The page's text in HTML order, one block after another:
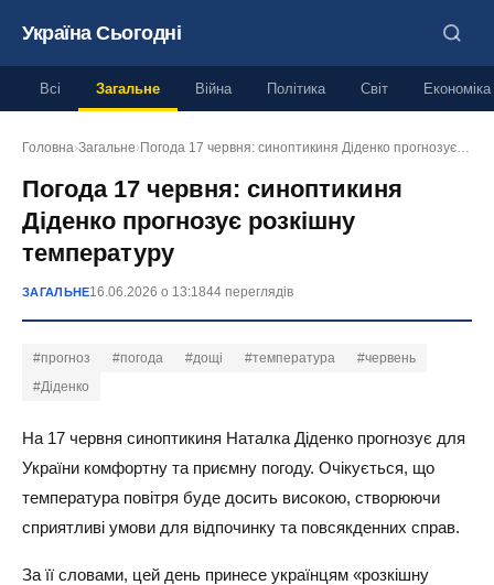
Україна Сьогодні
Всі Загальне Війна Політика Світ Економіка
Головна›Загальне› Погода 17 червня: синоптикиня Діденко прогнозує…
Погода 17 червня: синоптикиня
Діденко прогнозує розкішну
температуру
ЗАГАЛЬНЕ16.06.2026 о 13:1844 переглядів
#прогноз #погода #дощі #температура
#червень
#Діденко
На 17 червня синоптикиня Наталка Діденко прогнозує для
України комфортну та приємну погоду. Очікується, що
температура повітря буде досить високою, створюючи
сприятливі умови для відпочинку та повсякденних справ.
За її словами, цей день принесе українцям «розкішну